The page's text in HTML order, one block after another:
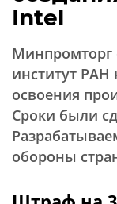
Intel
Минпромторг
институт РАН
освоения
Сроки были
обороны